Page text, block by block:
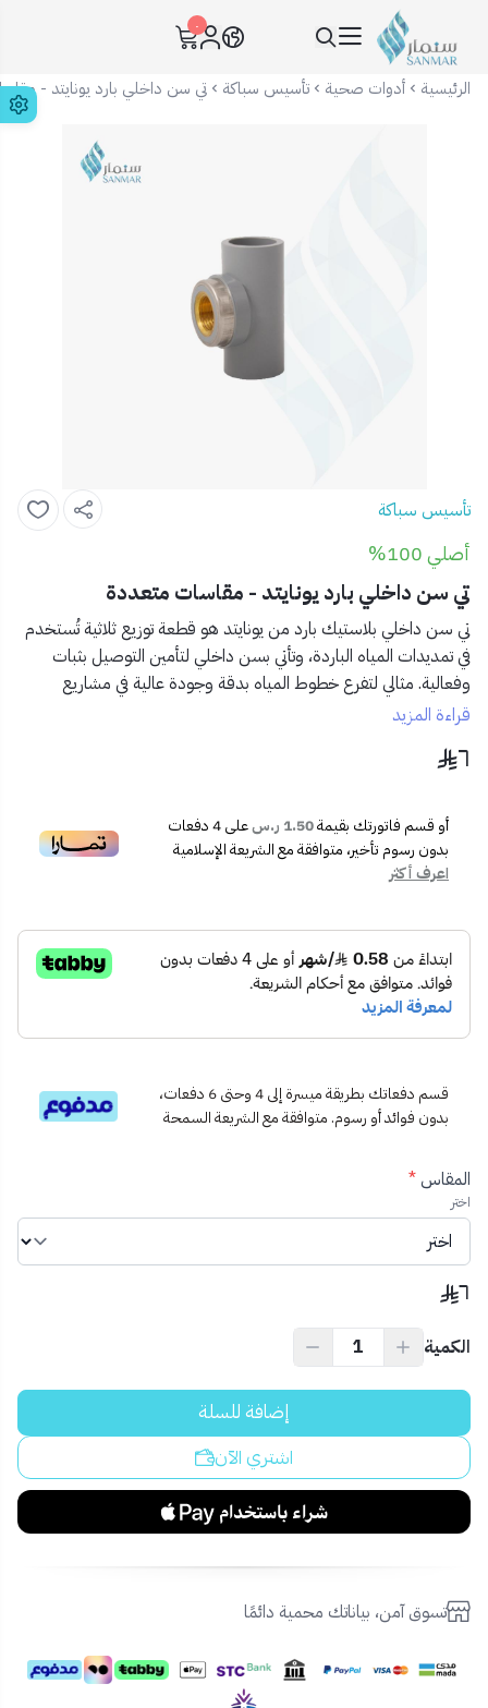
سنمار Sanmar
٠
الرئيسية أدوات صحية تأسيس سباكة تي سن داخلي بارد يونايتد -
تأسيس سباكة
أصلي 100%
تي سن داخلي بارد يونايتد - مقاسات متعددة
تي سن داخلي بلاستيك بارد من يونايتد هو قطعة توزيع ثلاثية تُستخدم
في تمديدات المياه الباردة، وتأتي بسن داخلي لتأمين التوصيل بثبات
وفعالية. مثالي لتفرع خطوط المياه بدقة وجودة عالية في مشاريع
السباكة المنزلية والتجارية.
✅
النوع:تي ثلاثي بسن داخلي
الاستخدام:شبكات المياه الباردة
سهولة في التركيب ومتانة طويلة الأمد
متوفر بمقاسات متعددةتناسب مختلف الاحتياجات
قراءة المزيد
٦
أو قسم فاتورتك بقيمة1.50 ر.س على4دفعات
بدون رسوم تأخير، متوافقة مع الشريعة الإسلامية
اعرف أكثر
قسم دفعاتك بطريقة ميسرة إلى 4 وحتى 6 دفعات،
بدون فوائد أو رسوم. متوافقة مع الشريعة السمحة
المقاس*
اختر
٦
الكمية
إضافة للسلة
اشتري الآن
تسوق آمن، بياناتك محمية دائمًا